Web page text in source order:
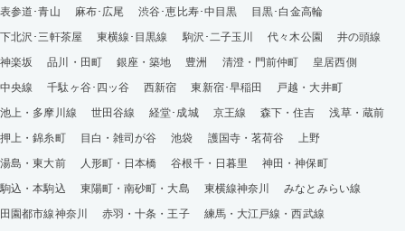
表参道･青山 麻布･広尾 渋谷･恵比寿･中目黒
目黒･白金高輪
下北沢･三軒茶屋
東横線･目黒線 駒沢･二子玉川 代々木公園
井の頭線
神楽坂
品川・田町 銀座・築地 豊洲 清澄・門前仲町
皇居西側
中央線
千駄ヶ谷･四ッ谷 西新宿 東新宿･早稲田
戸越・大井町
池上・多摩川線
世田谷線 経堂･成城 京王線 森下・住吉
浅草・蔵前
押上・錦糸町
目白・雑司が谷 池袋 護国寺・茗荷谷
上野
湯島・東大前
人形町・日本橋 谷根千・日暮里
神田・神保町
駒込・本駒込
東陽町・南砂町・大島 東横線神奈川
みなとみらい線
田園都市線神奈川
赤羽・十条・王子
練馬・大江戸線・西武線